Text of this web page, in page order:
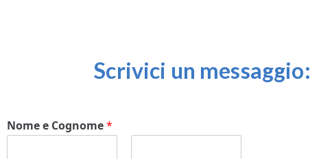
Scrivici un messaggio:
Nome e Cognome*